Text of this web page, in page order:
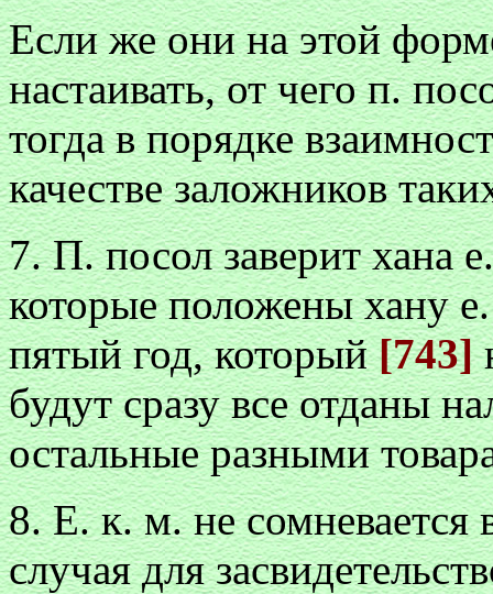
Если же они на этой
настаивать, от чего п.
тогда в порядке
качестве заложников
7. П. посол заверит хана
которые положены хану
пятый год, который[743]
будут сразу все отданы
остальные разными
8. Е. к. м. не сомневается
случая для